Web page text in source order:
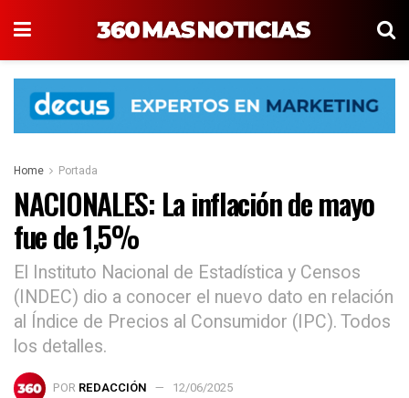
Home Portada
NACIONALES: La inflación de mayo
fue de 1,5%
El Instituto Nacional de Estadística y Censos
(INDEC) dio a conocer el nuevo dato en relación
al Índice de Precios al Consumidor (IPC). Todos
los detalles.
POR REDACCIÓN 12/06/2025